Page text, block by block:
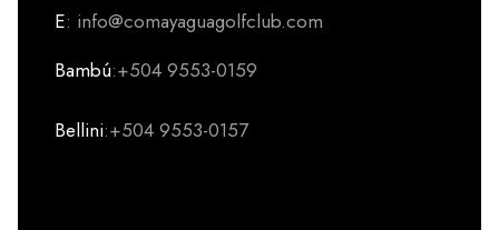
E: info@comayaguagolfclub.com
Bambú:+504 9553-0159
Bellini:+504 9553-0157